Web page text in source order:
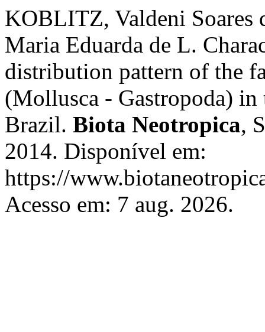
KOBLITZ, Valdeni
Maria Eduarda de L.
distribution pattern of the
(Mollusca - Gastropoda)
Brazil. Biota Neotropica,
2014. Disponível em:
https://
Acesso em: 7 aug. 2026.